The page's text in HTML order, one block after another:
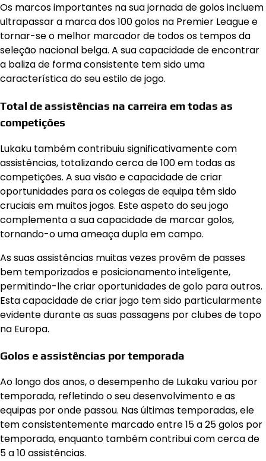
Os marcos importantes na sua jornada de golos incluem
ultrapassar a marca dos 100 golos na Premier League e
tornar-se o melhor marcador de todos os tempos da
seleção nacional belga. A sua capacidade de encontrar
a baliza de forma consistente tem sido uma
característica do seu estilo de jogo.
Total de assistências na carreira em todas as
competições
Lukaku também contribuiu significativamente com
assistências, totalizando cerca de 100 em todas as
competições. A sua visão e capacidade de criar
oportunidades para os colegas de equipa têm sido
cruciais em muitos jogos. Este aspeto do seu jogo
complementa a sua capacidade de marcar golos,
tornando-o uma ameaça dupla em campo.
As suas assistências muitas vezes provêm de passes
bem temporizados e posicionamento inteligente,
permitindo-lhe criar oportunidades de golo para outros.
Esta capacidade de criar jogo tem sido particularmente
evidente durante as suas passagens por clubes de topo
na Europa.
Golos e assistências por temporada
Ao longo dos anos, o desempenho de Lukaku variou por
temporada, refletindo o seu desenvolvimento e as
equipas por onde passou. Nas últimas temporadas, ele
tem consistentemente marcado entre 15 a 25 golos por
temporada, enquanto também contribui com cerca de
5 a 10 assistências.